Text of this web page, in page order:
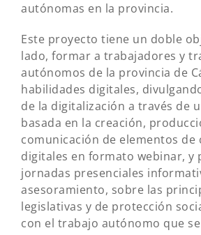
autónomas en la provincia.
Este proyecto tiene un doble
lado, formar a trabajadores y
autónomos de la provincia de
habilidades digitales,
de la digitalización a través de
basada en la creación,
comunicación de elementos de
digitales en formato webinar, y
jornadas presenciales
asesoramiento, sobre las
legislativas y de protección
con el trabajo autónomo que